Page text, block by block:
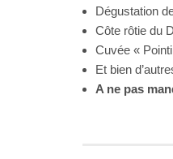
Dégustation
Côte rôtie du
Cuvée «
Et bien
A ne pas